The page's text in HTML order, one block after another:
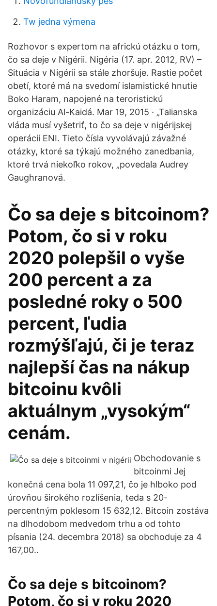
Tw jedna výmena
Rozhovor s expertom na africkú otázku o tom,
čo sa deje v Nigérii. Nigéria (17. apr. 2012, RV) –
Situácia v Nigérii sa stále zhoršuje. Rastie počet
obetí, ktoré má na svedomí islamistické hnutie
Boko Haram, napojené na teroristickú
organizáciu Al-Kaidá. Mar 19, 2015 · „Talianska
vláda musí vyšetriť, to čo sa deje v nigérijskej
operácii ENI. Tieto čísla vyvolávajú závažné
otázky, ktoré sa týkajú možného zanedbania,
ktoré trvá niekoľko rokov, „povedala Audrey
Gaughranová.
Čo sa deje s bitcoinom?
Potom, čo si v roku
2020 polepšil o vyše
200 percent a za
posledné roky o 500
percent, ľudia
rozmýšľajú, či je teraz
najlepší čas na nákup
bitcoinu kvôli
aktuálnym „vysokým“
cenám.
Obchodovanie s
bitcoinmi Jej
konečná cena bola 11 097,21, čo je hlboko pod
úrovňou širokého rozlíšenia, teda s 20-
percentným poklesom 15 632,12. Bitcoin zostáva
na dlhodobom medvedom trhu a od tohto
písania (24. decembra 2018) sa obchoduje za 4
167,00..
Čo sa deje s bitcoinom?
Potom, čo si v roku 2020